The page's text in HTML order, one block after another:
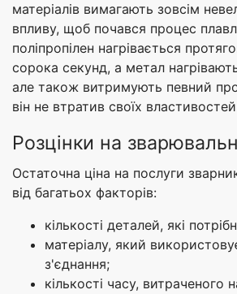
матеріалів вимагають зовсім
впливу, щоб почався процес
поліпропілен нагрівається
сорока секунд, а метал
але також витримують певний
він не втратив своїх
Розцінки на
Остаточна ціна на послуги
від багатьох факторів:
кількості деталей, які
матеріалу, який
з'єднання;
кількості часу, витраченого